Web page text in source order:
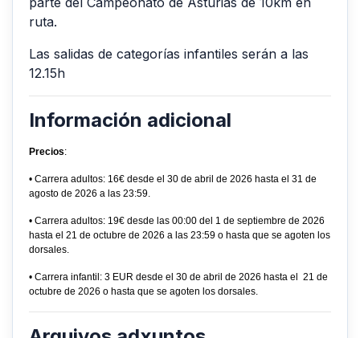
ruta.
Las salidas de categorías infantiles serán a las
12.15h
Información adicional
Precios:
• Carrera adultos: 16€ desde el 30 de abril de 2026 hasta el 31 de
agosto de 2026 a las 23:59.
• Carrera adultos: 19€ desde las 00:00 del 1 de septiembre de 2026
hasta el 21 de octubre de 2026 a las 23:59 o hasta que se agoten los
dorsales.
• Carrera infantil: 3 EUR desde el 30 de abril de 2026 hasta el 21 de
octubre de 2026 o hasta que se agoten los dorsales.